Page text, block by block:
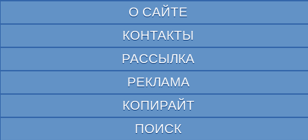
О САЙТЕ
КОНТАКТЫ
РАССЫЛКА
РЕКЛАМА
КОПИРАЙТ
ПОИСК